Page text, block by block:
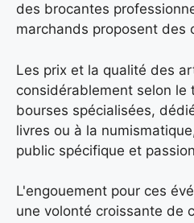
des brocantes
marchands proposent des
Les prix et la qualité des
considérablement selon le
bourses spécialisées,
livres ou à la
public spécifique et
L'engouement pour ces
une volonté croissante de